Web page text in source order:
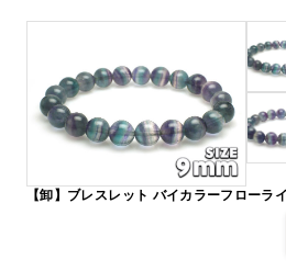
【卸】ブレスレット バイカラーフローラ